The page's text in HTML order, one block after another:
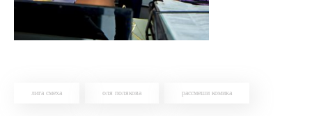
лига смеха оля полякова рассмеши комика